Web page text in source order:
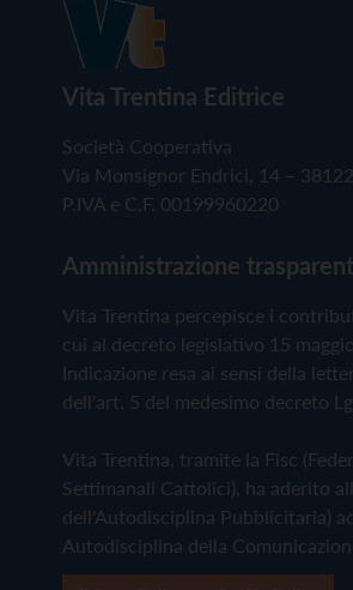
Vita Trentina Editrice
Società Cooperativa
Via Monsignor Endrici, 14 –
P.IVA e C.F. 00199960220
Amministrazione
Vita Trentina percepisce i
cui al decreto legislativo 15
Indicazione resa ai sensi della
dell'art. 5 del medesimo decreto
Vita Trentina, tramite la Fisc
Settimanali Cattolici), ha aderito
dell'Autodisciplina Pubblicitaria)
Autodisciplina della